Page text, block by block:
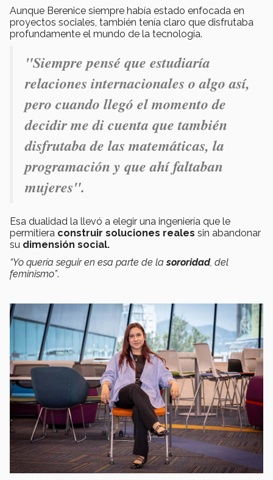
Aunque Berenice siempre había estado enfocada en
proyectos sociales, también tenía claro que disfrutaba
profundamente el mundo de la tecnología.
"Siempre pensé que estudiaría
relaciones internacionales o algo así,
pero cuando llegó el momento de
decidir me di cuenta que también
disfrutaba de las matemáticas, la
programación y que ahí faltaban
mujeres".
Esa dualidad la llevó a elegir una ingeniería que le
permitiera construir soluciones reales sin abandonar
su dimensión social.
“Yo quería seguir en esa parte de lasororidad, del
feminismo”.